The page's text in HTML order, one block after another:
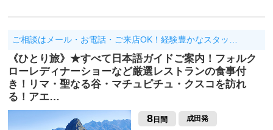
ご相談はメール・お電話・ご来店OK！経験豊かなスタッ…
《ひとり旅》★すべて日本語ガイドご案内！フォルク
ローレディナーショーなど厳選レストランの食事付
き！リマ・聖なる谷・マチュピチュ・クスコを訪れ
る！アエ…
8日間 成田発